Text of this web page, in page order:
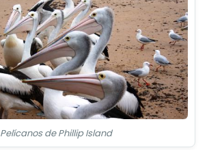
Pelícanos de Phillip Island